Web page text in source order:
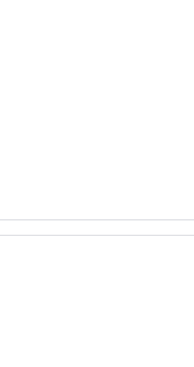
Ett hotellrum